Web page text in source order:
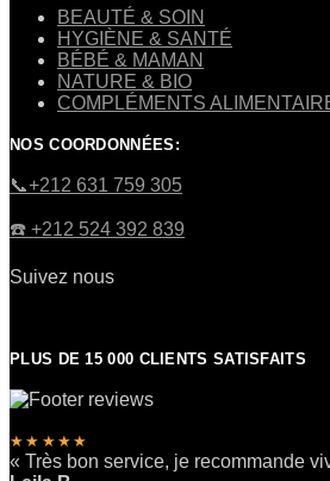
BEAUTÉ & SOIN
HYGIÈNE & SANTÉ
BÉBÉ & MAMAN
NATURE & BIO
COMPLÉMENTS
NOS COORDONNÉES:
​📞+212 631 759 305
☎️​ +212 524 392 839
Suivez nous
PLUS DE 15 000 CLIENTS SATISFAITS
★★★★★
« Très bon service, je recommande